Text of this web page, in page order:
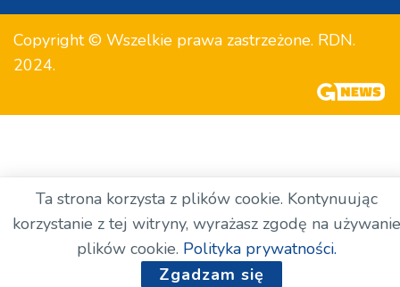
Copyright © Wszelkie prawa zastrzeżone. RDN.
2024.
Ta strona korzysta z plików cookie. Kontynuując
korzystanie z tej witryny, wyrażasz zgodę na używanie
plików cookie. Polityka prywatności.
Zgadzam się